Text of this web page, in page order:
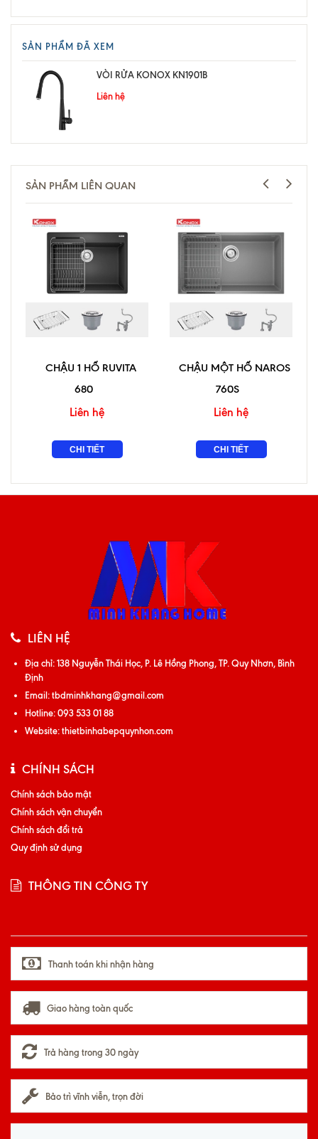
SẢN PHẨM ĐÃ XEM
VÒI RỬA KONOX KN1901B
Liên hệ
SẢN PHẨM LIÊN QUAN
CHẬU 1 HỐ RUVITA
680
Liên hệ
CHI TIẾT
CHẬU MỘT HỐ NAROS
760S
Liên hệ
CHI TIẾT
LIÊN HỆ
Địa chỉ:138 Nguyễn Thái Học, P. Lê Hồng Phong, TP. Quy Nhơn, Bình
Định
Email:tbdminhkhang@gmail.com
Hotline:093 533 01 88
Website:thietbinhabepquynhon.com
CHÍNH SÁCH
Chính sách bảo mật
Chính sách vận chuyển
Chính sách đổi trả
Quy định sử dụng
THÔNG TIN CÔNG TY
Thanh toán khi nhận hàng
Giao hàng toàn quốc
Trả hàng trong 30 ngày
Bảo trì vĩnh viễn, trọn đời